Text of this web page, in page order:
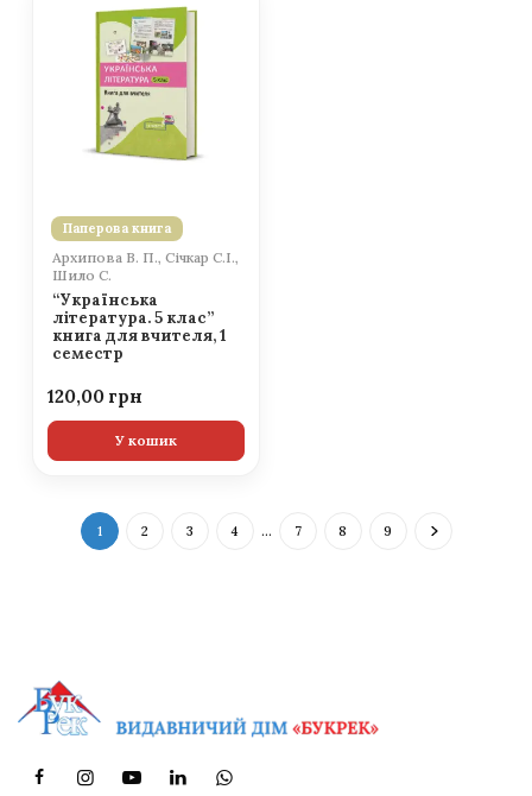
Паперова книга
Архипова В. П., Січкар С.І.,
Шило С.
“Українська
література. 5 клас”
книга для вчителя, 1
семестр
120,00
У кошик
1 2 3 4 … 7 8 9